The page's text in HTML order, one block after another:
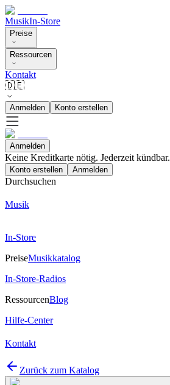
MusikIn-Store
Preise
Ressourcen
Kontakt
🇩🇪
Anmelden Konto erstellen
Anmelden
Keine Kreditkarte nötig. Jederzeit kündbar.
Konto erstellen Anmelden
Durchsuchen
Musik
In-Store
PreiseMusikkatalog
In-Store-Radios
RessourcenBlog
Hilfe-Center
Kontakt
Zurück zum Katalog